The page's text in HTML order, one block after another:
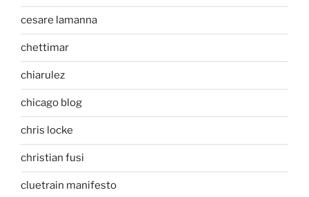
cesare lamanna
chettimar
chiarulez
chicago blog
chris locke
christian fusi
cluetrain manifesto